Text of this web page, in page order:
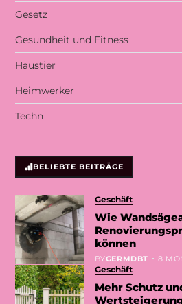
Gesetz
Gesundheit und Fitness
Haustier
Heimwerker
Techn
BELIEBTE BEITRÄGE
Geschäft
Wie
können
BYGERMDBT 8
Geschäft
Mehr Schutz